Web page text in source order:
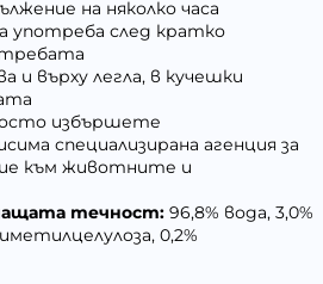
на няколко часа
употреба след кратко
и върху легла, в кучешки
избършете
специализирана агенция за
към животните и
течност: 96,8% вода, 3,0%
0,2%